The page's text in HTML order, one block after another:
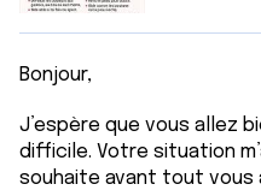
Bonjour,
J’espère que vous allez
difficile. Votre situation
souhaite avant tout